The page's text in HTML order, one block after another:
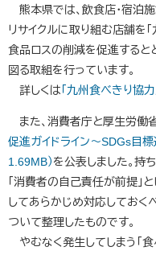
熊本県では、飲食店・宿泊
リサイクルに取り組む店舗を
食品ロスの削減を促進すると
図る取組を行っています。
詳しくは「九州食べきり協
また、消費者庁と厚生労働
促進ガイドライン～SDGs目標
1.69MB）を公表しました。持
「消費者の自己責任が前提」
してあらかじめ対応してお
ついて整理したものです。
やむなく発生してしまう「